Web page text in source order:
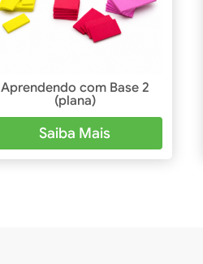
Aprendendo com Base 2
(plana)
Saiba Mais